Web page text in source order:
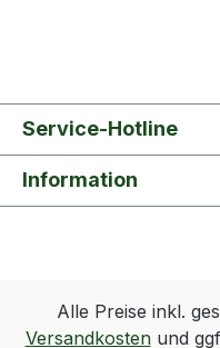
Service-Hotline
Information
Alle Preise inkl.
Versandkostenund